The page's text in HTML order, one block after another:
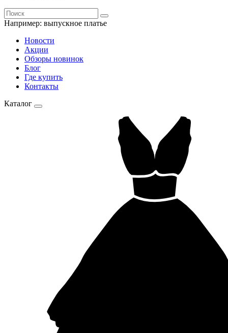
Например: выпускное платье
Новости
Акции
Обзоры новинок
Блог
Где купить
Контакты
Каталог